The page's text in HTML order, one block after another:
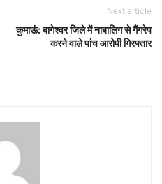
Next article
कुमाऊं: बागेश्वर जिले में नाबालिग से गैंगरेप
करने‌ वाले पांच आरोपी गिरफ्तार